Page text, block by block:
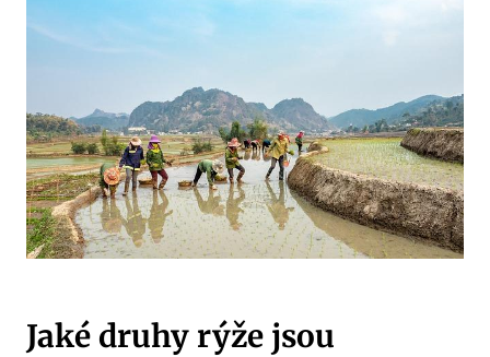
Jaké druhy rýže jsou